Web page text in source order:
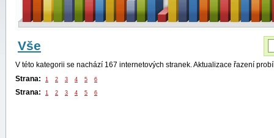
Vše
V této kategorii se nachází 167 internetových stranek. Aktualizace řazení
Strana:
1 2 3 4 5 6
Strana: 1 2 3 4 5 6